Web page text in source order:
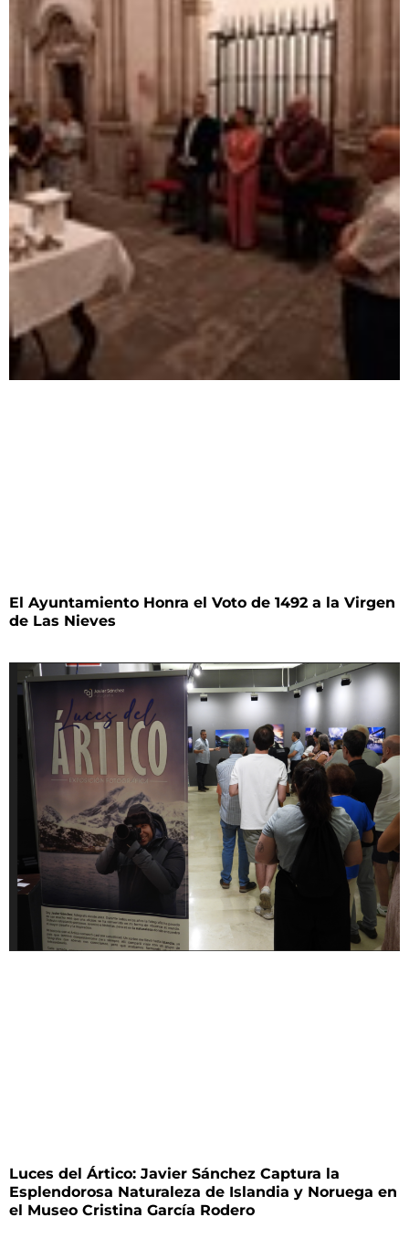
El Ayuntamiento Honra el Voto de 1492 a la Virgen
de Las Nieves
Luces del Ártico: Javier Sánchez Captura la
Esplendorosa Naturaleza de Islandia y Noruega en
el Museo Cristina García Rodero